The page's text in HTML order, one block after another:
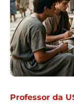
Professor da